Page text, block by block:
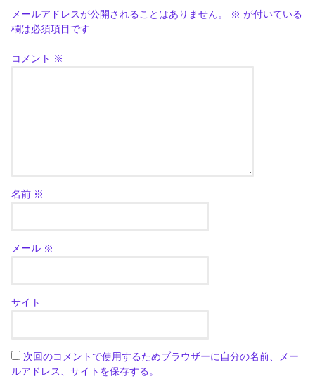
メールアドレスが公開されることはありません。 ※ が付いている
欄は必須項目です
コメント ※
名前 ※
メール ※
サイト
次回のコメントで使用するためブラウザーに自分の名前、メー
ルアドレス、サイトを保存する。